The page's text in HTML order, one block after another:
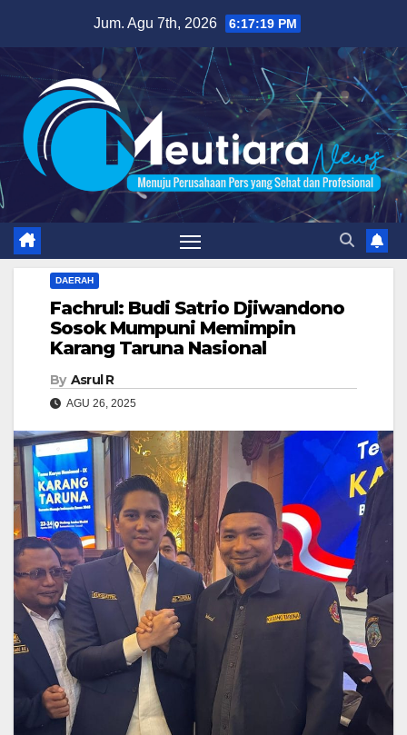
content
Jum. Agu 7th, 2026 6:17:20 PM
DAERAH
Fachrul: Budi Satrio Djiwandono
Sosok Mumpuni Memimpin
Karang Taruna Nasional
By Asrul R
AGU 26, 2025